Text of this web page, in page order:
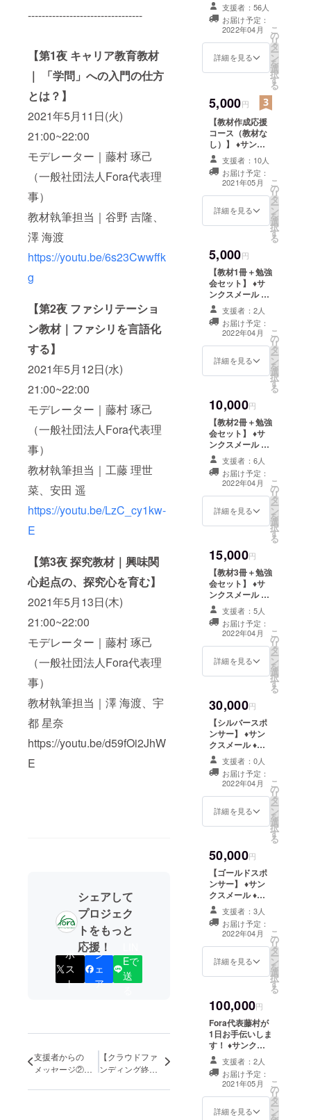
---------------------------------
【第1夜 キャリア教育教材
｜ 「学問」への入門の仕方
とは？】
2021年5月11日(火)
21:00~22:00
モデレーター｜藤村 琢己
（一般社団法人Fora代表理
事）
教材執筆担当｜谷野 吉隆、
澤 海渡
https://youtu.be/6s23Cwwffk
g
【第2夜 ファシリテーショ
ン教材｜ファシリを言語化
する】
2021年5月12日(水)
21:00~22:00
モデレーター｜藤村 琢己
（一般社団法人Fora代表理
事）
教材執筆担当｜工藤 理世
菜、安田 遥
https://youtu.be/LzC_cy1kw-
E
【第3夜 探究教材｜興味関
心起点の、探究心を育む】
2021年5月13日(木)
21:00~22:00
モデレーター｜藤村 琢己
（一般社団法人Fora代表理
事）
教材執筆担当｜澤 海渡、宇
都 星奈
https://youtu.be/d59fOi2JhW
E
シェアして
プロジェク
トをもっと
応援！
ポ
ス
ト
シ
ェ
ア
Eで
送
支援者からの
メッセージ②
【クラウドファ
ンディング終
お礼
支援者：56人
お届け予定：
2022年04月
詳細を見る
こ
の
リ
タ
ー
ン
を
選
択
す
る
5,000円
【教材作成応援
コース（教材な
し）】 ♦︎サンク
スメール（教材
作成者からの動
画でのお礼）
支援者：10人
お届け予定：
2021年05月
詳細を見る
こ
の
リ
タ
ー
ン
を
選
択
す
る
5,000円
【教材1冊＋勉強
会セット】 ♦︎サ
ンクスメール ♦︎
お好きな教材1冊
♦︎購入いただいた
教材を用いた勉
強会へのご招待
日程｜未定
（2022年5月頃
（Zoom）
支援者：2人
お届け予定：
2022年04月
詳細を見る
こ
の
リ
タ
ー
ン
を
選
択
す
る
10,000円
【教材2冊＋勉強
会セット】 ♦︎サ
ンクスメール ♦︎
お好きな教材2冊
♦︎購入いただいた
教材を用いた勉
強会へのご招待
日程｜未定
（2022年5月頃
（Zoom）
支援者：6人
お届け予定：
2022年04月
詳細を見る
こ
の
リ
タ
ー
ン
を
選
択
す
る
15,000円
【教材3冊＋勉強
会セット】 ♦︎サ
ンクスメール ♦︎
教材3冊 ♦︎購入い
ただいた教材を
用いた勉強会へ
のご招待 日程｜
未定（2022年5
月頃を予定して
おります） 開催
支援者：5人
お届け予定：
2022年04月
詳細を見る
こ
の
リ
タ
ー
ン
を
選
択
す
る
30,000円
【シルバースポ
ンサー】 ♦︎サン
クスメール ♦︎教
材3冊 ♦︎教材へお
名前を掲載 ※ご
支援時、備考欄
に必ずご希望の
お名前をご記入
ください。掲載
「掲載希望な
し」とご記入を
お願いいたしま
す。 ♦︎支援いた
だいた方、Fora
関係者を交えた
交流会（1回）
日程｜未定
（2022年5月頃
を予定しており
ます） 開催方法
｜オンライン
支援者：0人
お届け予定：
2022年04月
詳細を見る
こ
の
リ
タ
ー
ン
を
選
択
す
る
50,000円
【ゴールドスポ
ンサー】 ♦︎サン
クスメール ♦︎教
材3冊 ♦︎教材にお
名前を掲載 ※ご
支援時、備考欄
に必ずご希望の
お名前をご記入
ください。掲載
「掲載希望な
し」とご記入を
お願いいたしま
す。 ♦教材に高
校生への一言コ
メントを掲載 ※
ご支援時、備考
欄に必ずご希望
の一言コメント
をご記入くださ
い。掲載のご希
支援者：3人
お届け予定：
2022年04月
詳細を見る
こ
の
リ
タ
ー
ン
を
選
択
す
る
100,000円
Fora代表藤村が
1日お手伝いしま
す！ ♦︎サンクス
メール ♦︎企画に
限らず、代表が
お力になれるこ
とをお手伝いし
ます！ ※ご協力
内容は後日相談
支援者：2人
お届け予定：
2021年05月
詳細を見る
こ
の
リ
タ
ー
ン
を